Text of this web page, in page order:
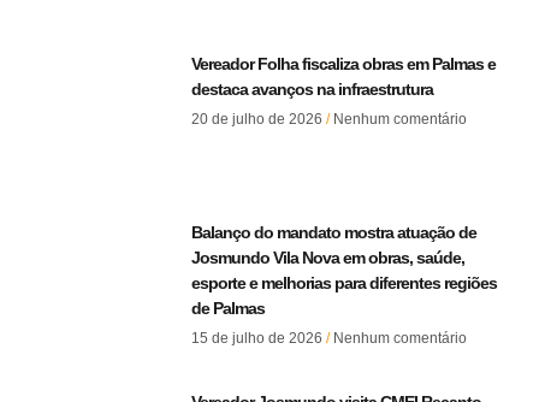
Vereador Folha fiscaliza obras em Palmas e
destaca avanços na infraestrutura
20 de julho de 2026 Nenhum comentário
Balanço do mandato mostra atuação de
Josmundo Vila Nova em obras, saúde,
esporte e melhorias para diferentes regiões
de Palmas
15 de julho de 2026 Nenhum comentário